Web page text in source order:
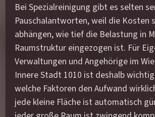
Bei Spezialreinigung gibt es selten
Pauschalantworten, weil die Kosten
abhängen, wie tief die Belastung in
Raumstruktur eingezogen ist. Für
Verwaltungen und Angehörige im
Innere Stadt 1010 ist deshalb
welche Faktoren den Aufwand
jede kleine Fläche ist automatisch